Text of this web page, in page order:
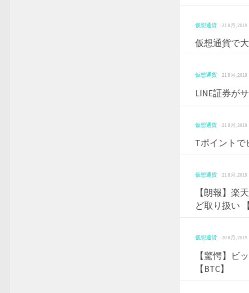
仮想通貨 · 21 8月, 2019
仮想通貨で
仮想通貨 · 21 8月, 2019
LINE証券が
仮想通貨 · 21 8月, 2019
Tポイント
仮想通貨 · 21 8月, 2019
【朗報】楽
ど取り扱い
仮想通貨 · 20 8月, 2019
【驚愕】ビ
【BTC】